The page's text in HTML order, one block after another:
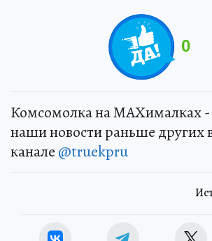
0
Комсомолка на MAXималках -
наши новости раньше других
канале @truekpru